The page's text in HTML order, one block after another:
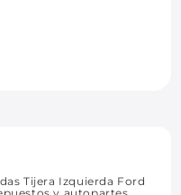
Tijera Izquierda Ford